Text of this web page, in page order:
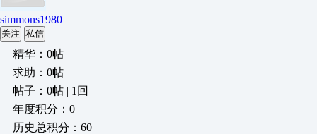
simmons1980
关注 私信
精华：0帖
求助：0帖
帖子：0帖 | 1回
年度积分：0
历史总积分：60